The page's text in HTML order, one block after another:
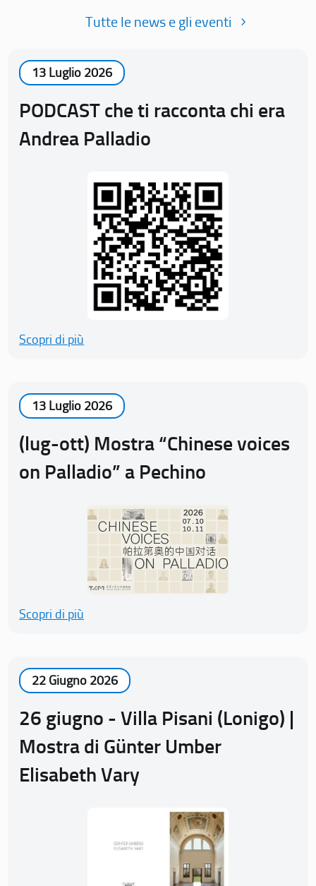
Tutte le news e gli eventi
13 Luglio 2026
PODCAST che ti racconta chi era
Andrea Palladio
Scopri di più
13 Luglio 2026
(lug-ott) Mostra “Chinese voices
on Palladio” a Pechino
Scopri di più
22 Giugno 2026
26 giugno - Villa Pisani (Lonigo) |
Mostra di Günter Umber
Elisabeth Vary